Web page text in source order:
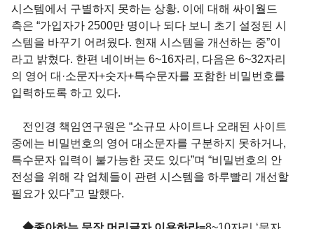
시스템에서 구별하지 못하는 상황. 이에 대해 싸이월드
측은 “가입자가 2500만 명이나 되다 보니 초기 설정된 시
스템을 바꾸기 어려웠다. 현재 시스템을 개선하는 중”이
라고 밝혔다. 한편 네이버는 6~16자리, 다음은 6~32자리
의 영어 대·소문자+숫자+특수문자를 포함한 비밀번호를
입력하도록 하고 있다.
전인경 책임연구원은 “소규모 사이트나 오래된 사이트
중에는 비밀번호의 영어 대소문자를 구분하지 못하거나,
특수문자 입력이 불가능한 곳도 있다”며 “비밀번호의 안
전성을 위해 각 업체들이 관련 시스템을 하루빨리 개선할
필요가 있다”고 말했다.